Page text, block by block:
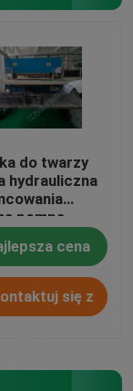
do twarzy
hydrauliczna
pompa
cena
się z